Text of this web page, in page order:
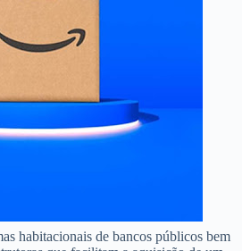
habitacionais de bancos públicos bem